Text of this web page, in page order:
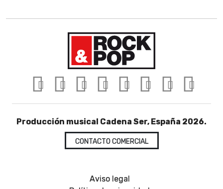
Producción musical Cadena Ser, España 2026.
CONTACTO COMERCIAL
Aviso legal